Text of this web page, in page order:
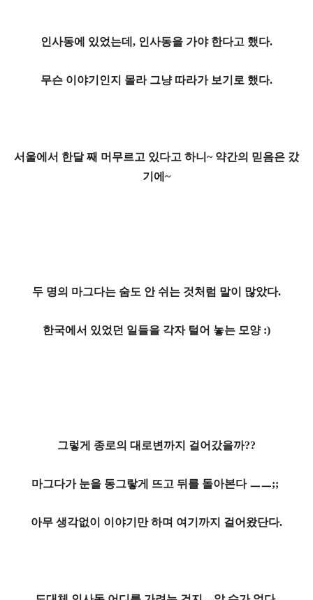
인사동에 있었는데, 인사동을 가야 한다고 했다.
무슨 이야기인지 몰라 그냥 따라가 보기로 했다.
서울에서 한달 째 머무르고 있다고 하니~ 약간의 믿음은 갔
기에~
두 명의 마그다는 숨도 안 쉬는 것처럼 말이 많았다.
한국에서 있었던 일들을 각자 털어 놓는 모양 :)
그렇게 종로의 대로변까지 걸어갔을까??
마그다가 눈을 동그랗게 뜨고 뒤를 돌아본다 ㅡㅡ;;
아무 생각없이 이야기만 하며 여기까지 걸어왔단다.